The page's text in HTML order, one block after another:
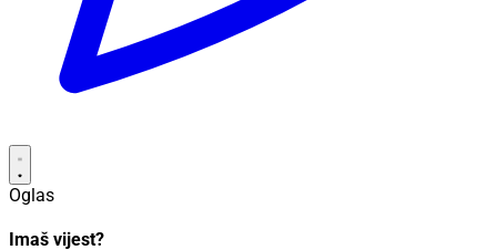
Oglas
Imaš vijest?